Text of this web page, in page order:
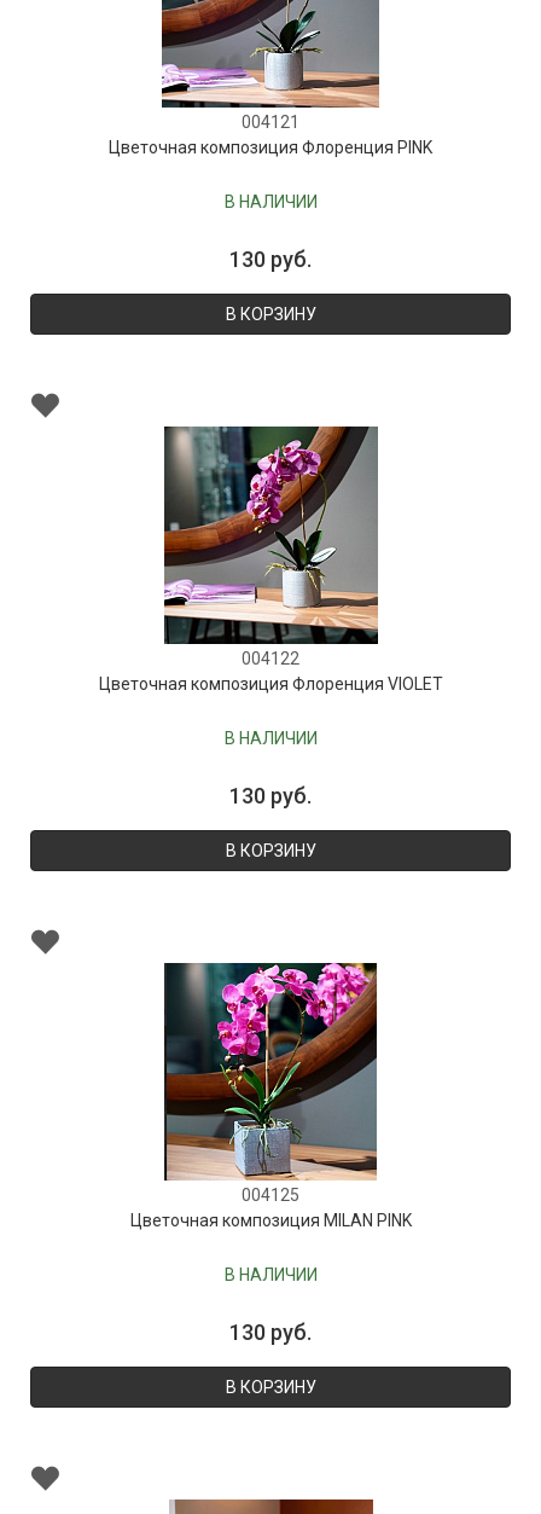
004121
Цветочная композиция Флоренция PINK
В НАЛИЧИИ
130 руб.
В КОРЗИНУ
004122
Цветочная композиция Флоренция VIOLET
В НАЛИЧИИ
130 руб.
В КОРЗИНУ
004125
Цветочная композиция MILAN PINK
В НАЛИЧИИ
130 руб.
В КОРЗИНУ